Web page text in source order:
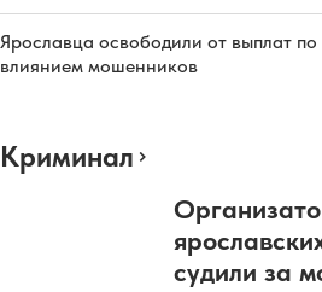
Ярославца освободили от выплат по
влиянием мошенников
Криминал
судили за